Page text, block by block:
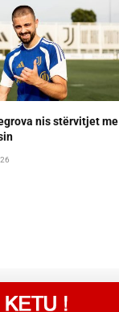
nis stërvitjet me